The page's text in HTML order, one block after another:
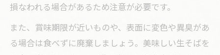
損なわれる場合があるため注意が必要です。
また、賞味期限が近いものや、表面に変色や異臭があ
る場合は食べずに廃棄しましょう。美味しい生そばを